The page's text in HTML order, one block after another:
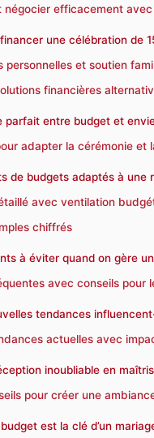
négocier efficacement
une célébration de
personnelles et soutien
financières
parfait entre budget et
adapter la cérémonie et
de budgets adaptés à une
avec ventilation
chiffrés
à éviter quand on gère
avec conseils pour
tendances
actuelles avec
inoubliable en
pour créer une
est la clé d’un